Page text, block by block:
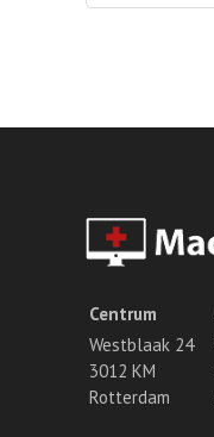
Centrum
Westblaak 24
3012 KM
Rotterdam